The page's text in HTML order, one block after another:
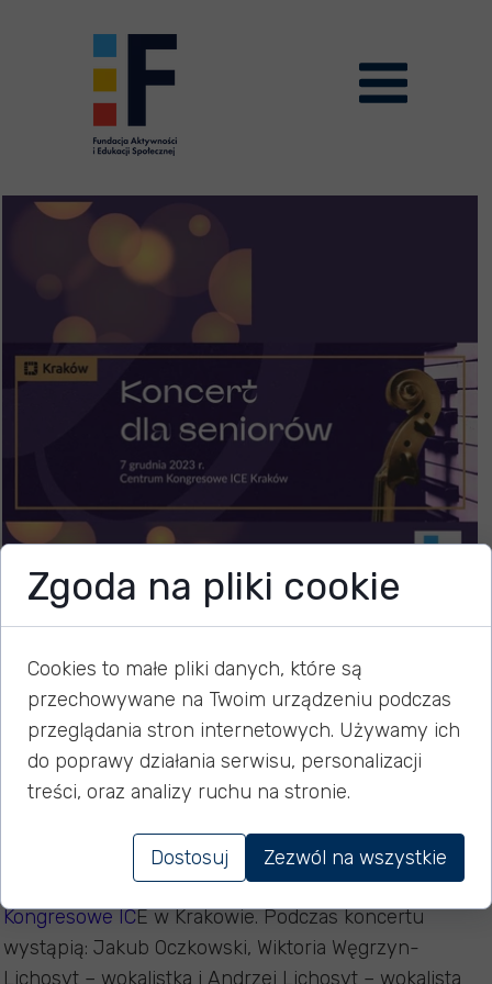
Koncert dla Seniorów
20 listopada 2023
Was zaprosić na Koncert dla Seniorów, który odbędzie
się 7 grudnia br. w samo południe wCentrum
Kongresowe ICE w Krakowie. Podczas koncertu
wystąpią: Jakub Oczkowski, Wiktoria Węgrzyn-
Lichosyt – wokalistka i Andrzej Lichosyt – wokalista
Zgoda na pliki cookie
Cookies to małe pliki danych, które są
przechowywane na Twoim urządzeniu podczas
przeglądania stron internetowych. Używamy ich
do poprawy działania serwisu, personalizacji
treści, oraz analizy ruchu na stronie.
Dostosuj Zezwól na wszystkie